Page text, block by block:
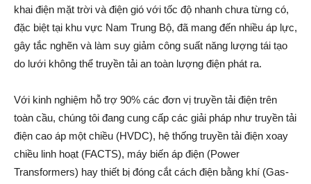
khai điện mặt trời và điện gió với tốc độ nhanh chưa từng có,
đặc biệt tại khu vực Nam Trung Bộ, đã mang đến nhiều áp lực,
gây tắc nghẽn và làm suy giảm công suất năng lượng tái tạo
do lưới không thể truyền tải an toàn lượng điện phát ra.
Với kinh nghiệm hỗ trợ 90% các đơn vị truyền tải điện trên
toàn cầu, chúng tôi đang cung cấp các giải pháp như truyền tải
điện cao áp một chiều (HVDC), hệ thống truyền tải điện xoay
chiều linh hoạt (FACTS), máy biến áp điện (Power
Transformers) hay thiết bị đóng cắt cách điện bằng khí (Gas-